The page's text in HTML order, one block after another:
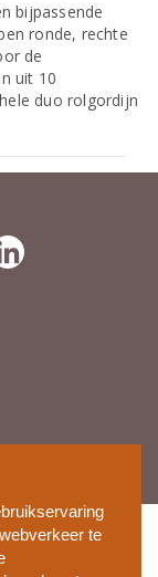
te
bijpassende
ronde, rechte
de
uit 10
duo rolgordijn